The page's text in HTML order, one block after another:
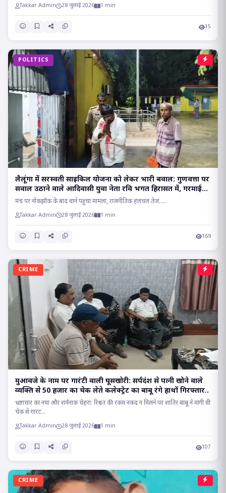
Takkar Admin 28 जुलाई 2026 1 min
15
POLITICS
लैलूंगा में सरस्वती साइकिल योजना को लेकर भारी बवाल: गुणवत्ता पर
सवाल उठाने वाले आदिवासी युवा नेता रवि भगत हिरासत में, गरमाई
सियासत..
मंच पर नोकझोंक के बाद थाने पहुंचा मामला, राजनीतिक हलचल तेज.....
Takkar Admin 28 जुलाई 2026 1 min
169
CRIME
मुआवजे के नाम पर गारंटी वाली घूसखोरी: सर्पदंश से पत्नी खोने वाले
व्यक्ति से 50 हजार का चेक लेते कलेक्ट्रेट का बाबू रंगे हाथों गिरफ्तार..
भ्रष्टाचार का नया और शर्मनाक चेहरा: रिश्वत की रकम नकद न मिलने पर शातिर बाबू ने मांगी थी
चेक से गारंट...
Takkar Admin 28 जुलाई 2026 1 min
107
CRIME